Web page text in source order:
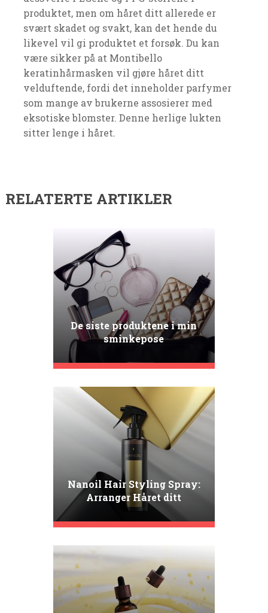
produktet, men om håret ditt allerede er
svært skadet og svakt, kan det hende du
likevel vil gi produktet et forsøk. Du kan
være sikker på at Montibello
keratinhårmasken vil gjøre håret ditt
velduftende, fordi det inneholder parfymer
som mange av brukerne assosierer med
eksotiske blomster. Denne herlige lukten
sitter lenge i håret.
RELATERTE ARTIKLER
De siste produktene i min
sminkepose
Nanoil Hair Styling Spray:
Arranger Håret ditt
Hjemmefra som en PROFF